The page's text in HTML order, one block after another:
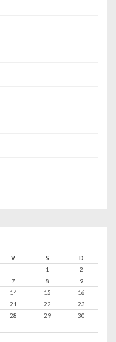
V S
D
1
2
7 8
9
14 15
16
21 22
23
28 29
30